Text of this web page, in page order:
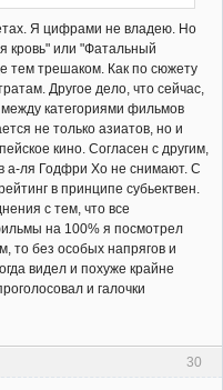
Я цифрами не владею. Но
кровь" или "Фатальный
тем трешаком. Как по сюжету
Другое дело, что сейчас,
между категориями фильмов
не только азиатов, но и
кино. Согласен с другим,
а-ля Годфри Хо не снимают. С
в принципе субьектвен.
с тем, что все
на 100% я посмотрел
то без особых напрягов и
видел и похуже крайне
и галочки
30